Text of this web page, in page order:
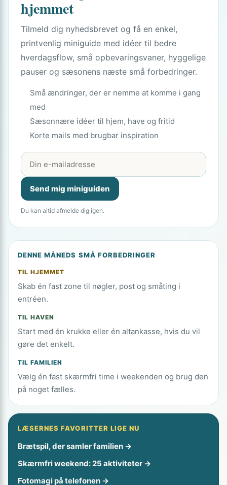
hjemmet
Tilmeld dig nyhedsbrevet og få en enkel,
printvenlig miniguide med idéer til bedre
hverdagsflow, små opbevaringsvaner, hyggelige
pauser og sæsonens næste små forbedringer.
Små ændringer, der er nemme at komme i gang
med
Sæsonnære idéer til hjem, have og fritid
Korte mails med brugbar inspiration
Send mig miniguiden
Du kan altid afmelde dig igen.
DENNE MÅNEDS SMÅ FORBEDRINGER
TIL HJEMMET
Skab én fast zone til nøgler, post og småting i
entréen.
TIL HAVEN
Start med én krukke eller én altankasse, hvis du vil
gøre det enkelt.
TIL FAMILIEN
Vælg én fast skærmfri time i weekenden og brug den
på noget fælles.
LÆSERNES FAVORITTER LIGE NU
Brætspil, der samler familien →
Skærmfri weekend: 25 aktiviteter →
Fotomagi på telefonen →